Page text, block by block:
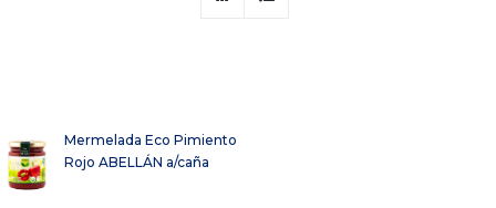
Mermelada Eco Pimiento
Rojo ABELLÁN a/caña